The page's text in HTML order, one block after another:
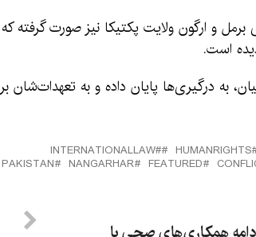
و ارگون ولایت پکتیکا نیز صورت گرفته که
است.
به درگیری‌ها پایان داده و به تعهدات‌شان بر
#INTERNATIONALLAW
FEATURED
NANGARHAR
PAKISTAN